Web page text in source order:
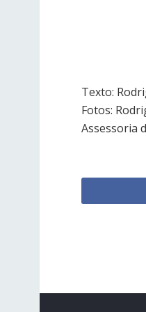
Texto:
Fotos:
Assessoria